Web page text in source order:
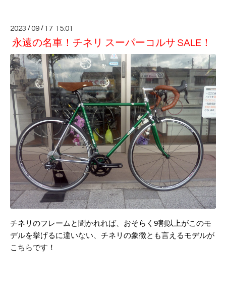
2023 /09 / 17 15:01
永遠の名車！チネリ スーパーコルサ SALE！
チネリのフレームと聞かれれば、おそらく9割以上がこのモ
デルを挙げるに違いない、チネリの象徴とも言えるモデルが
こちらです！